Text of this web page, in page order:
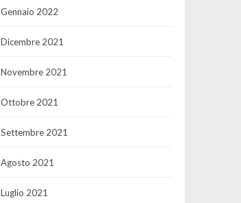
Gennaio 2022
Dicembre 2021
Novembre 2021
Ottobre 2021
Settembre 2021
Agosto 2021
Luglio 2021